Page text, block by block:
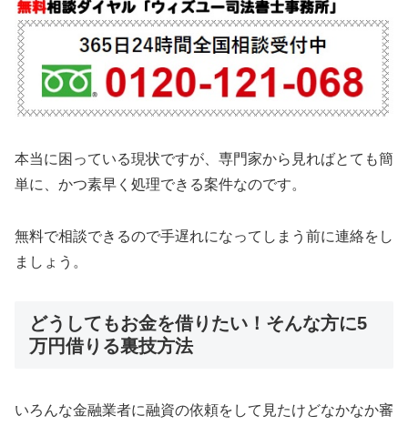
本当に困っている現状ですが、専門家から見ればとても簡
単に、かつ素早く処理できる案件なのです。
無料で相談できるので手遅れになってしまう前に連絡をし
ましょう。
どうしてもお金を借りたい！そんな方に5
万円借りる裏技方法
いろんな金融業者に融資の依頼をして見たけどなかなか審